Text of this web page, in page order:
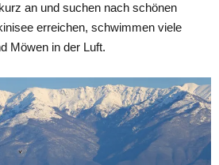
an und suchen nach schönen
erreichen, schwimmen viele
Möwen in der Luft.